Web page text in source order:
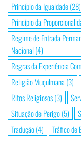
Princípio da Igualdade(28)
Princípio da
Regime de Entrada
Nacional (4)
Regras da Experiência
Religião Muçulmana (3)
Ritos Religiosos(3)
Situação de Perigo(5)
Tradução(4) Tráfico de